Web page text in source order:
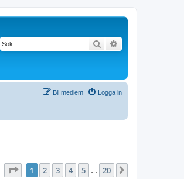
Sök
Logga in
Bli medlem
Sida av 20
1 2 3 4 5 20